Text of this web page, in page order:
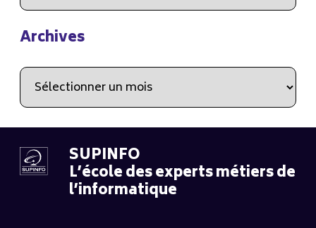
Archives
Archives
SUPINFO
L’école des experts métiers de
l’informatique